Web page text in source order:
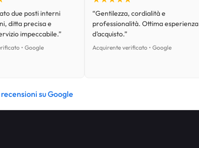
due posti interni
ditta precisa e
impeccabile.”
• Google
“Gentilezza, cordialità e
professionalità. Ottima esperienza
d’acquisto.”
Acquirente verificato • Google
su Google